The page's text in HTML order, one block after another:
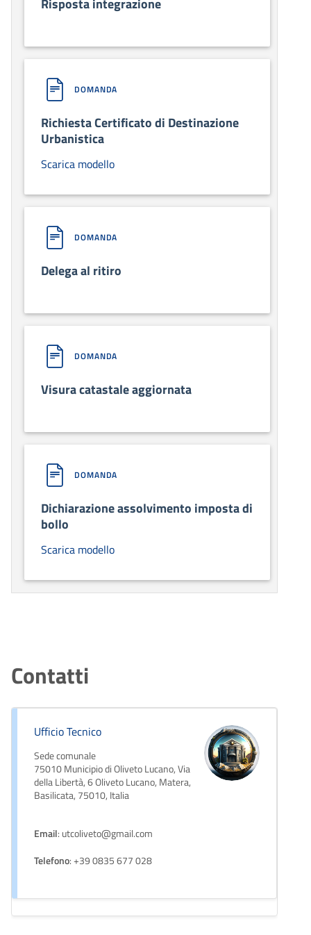
DOMANDA
Richiesta Certificato di Destinazione
Urbanistica
Scarica modello
DOMANDA
Delega al ritiro
DOMANDA
Visura catastale aggiornata
DOMANDA
Dichiarazione assolvimento imposta di
bollo
Scarica modello
Contatti
Ufficio Tecnico
Sede comunale
75010 Municipio di Oliveto Lucano, Via
della Libertà, 6 Oliveto Lucano, Matera,
Basilicata, 75010, Italia
Email: utcoliveto@gmail.com
Telefono: +39 0835 677 028